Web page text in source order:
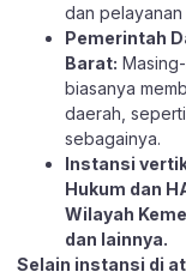
dan pelayanan
Pemerintah
Barat:
biasanya
daerah,
sebagainya.
Instansi
Hukum dan
Wilayah
dan lainnya.
Selain instansi di